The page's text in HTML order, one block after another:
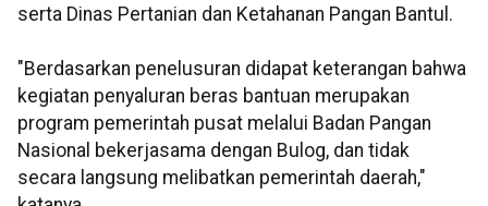
serta Dinas Pertanian dan Ketahanan Pangan Bantul.
"Berdasarkan penelusuran didapat keterangan bahwa
kegiatan penyaluran beras bantuan merupakan
program pemerintah pusat melalui Badan Pangan
Nasional bekerjasama dengan Bulog, dan tidak
secara langsung melibatkan pemerintah daerah,"